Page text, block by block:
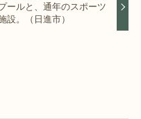
ールと、通年のスポーツ
設。（日進市）